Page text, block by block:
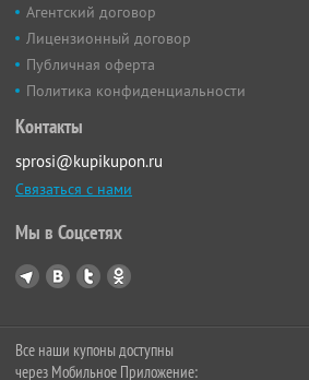
Агентский договор
Лицензионный договор
Публичная оферта
Политика конфиденциальности
Контакты
sprosi@kupikupon.ru
Связаться с нами
Мы в Соцсетях
Все наши купоны доступны
через Мобильное Приложение: